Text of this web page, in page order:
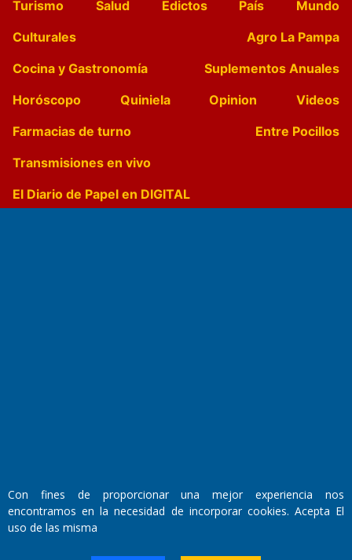
Turismo
Salud Edictos País
Mundo
Culturales
Agro La Pampa
Cocina y Gastronomía
Suplementos Anuales
Horóscopo
Quiniela Opinion
Videos
Farmacias de turno
Entre Pocillos
Transmisiones en vivo
El Diario de Papel en DIGITAL
Director Periodístico:
Walter René Goñi
Con fines de proporcionar una mejor experiencia nos
encontramos en la necesidad de incorporar cookies. Acepta El
uso de las misma